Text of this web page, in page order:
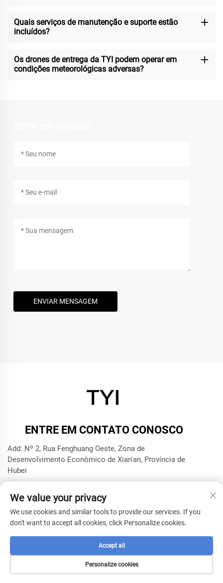
Quais serviços de manutenção e suporte estão
incluídos?
Os drones de entrega da TYI podem operar em
condições meteorológicas adversas?
ENVIAR MENSAGEM
ENTRE EM CONTATO CONOSCO
Add: Nº 2, Rua Fenghuang Oeste, Zona de
Desenvolvimento Econômico de Xian'an, Província de
Hubei
E-mail:[email protected]
Direitos autorais © 2025 por Xianning TYI Model Technology
Política de privacidade
We value your privacy
We use cookies and similar tools to provide our services. If you
don't want to accept all cookies, click Personalize cookies.
Personalize cookies
Accept all